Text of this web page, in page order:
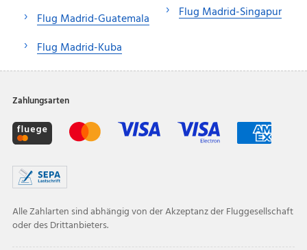
Flug Madrid-Guatemala
Flug Madrid-Kuba
Flug Madrid-Singapur